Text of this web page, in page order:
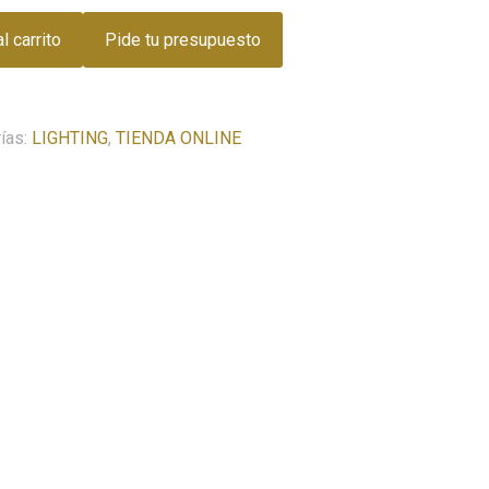
carrito Pide tu presupuesto
LIGHTING, TIENDA ONLINE